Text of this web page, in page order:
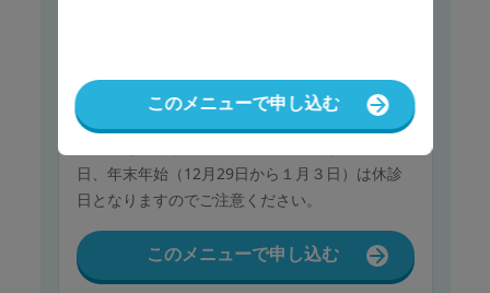
整のためにお電話等でご連絡させていただくこと
がございますが、ご了承ください。
日、年末年始（12月29日から１月３日）は休診
日となりますのでご注意ください。
このメニューで申し込む
このメニューで申し込む